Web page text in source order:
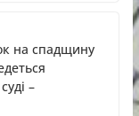
на спадщину
–